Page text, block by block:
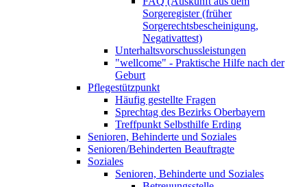
Sorgeregister (früher
Sorgerechtsbescheinigung,
Negativattest)
Unterhaltsvorschussleistungen
"wellcome" - Praktische Hilfe nach der
Geburt
Pflegestützpunkt
Häufig gestellte Fragen
Sprechtag des Bezirks Oberbayern
Treffpunkt Selbsthilfe Erding
Senioren, Behinderte und Soziales
Senioren/Behinderten Beauftragte
Soziales
Senioren, Behinderte und Soziales